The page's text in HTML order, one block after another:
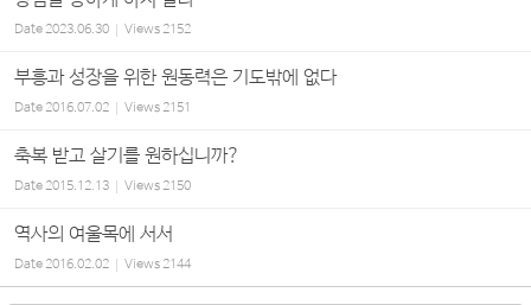
Date2023.06.30 Views2152
부흥과 성장을 위한 원동력은 기도밖에 없다
Date2016.07.02 Views2151
축복 받고 살기를 원하십니까?
Date2015.12.13 Views2150
역사의 여울목에 서서
Date2016.02.02 Views2144